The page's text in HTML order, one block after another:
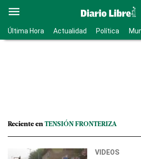
Última Hora Actualidad Política
Reciente en TENSIÓN FRONTERIZA
VIDEOS